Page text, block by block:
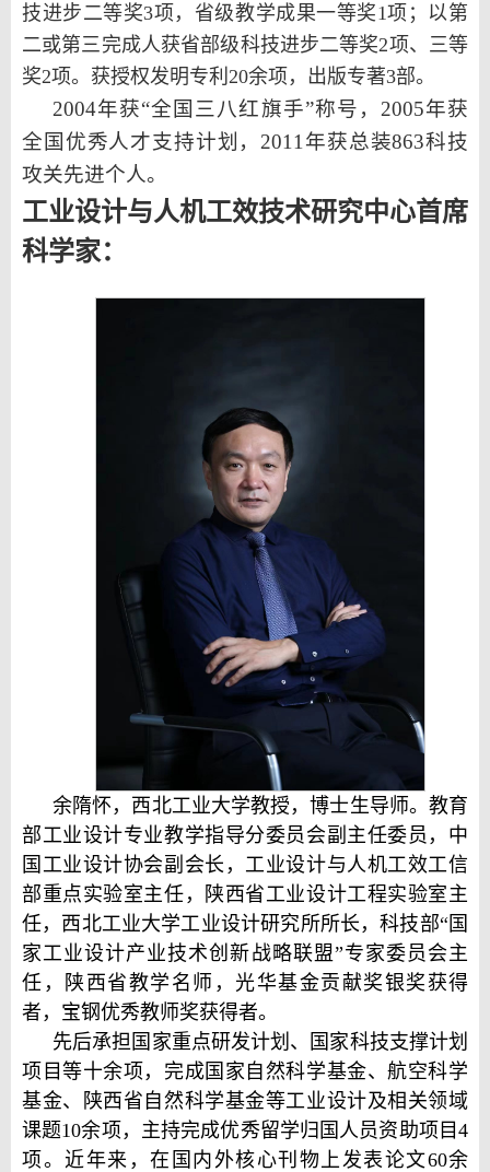
技进步二等奖3项，省级教学成果一等奖1项；以第
二或第三完成人获省部级科技进步二等奖2项、三等
奖2项。获授权发明专利20余项，出版专著3部。
2004年获“全国三八红旗手”称号，2005年获
全国优秀人才支持计划，2011年获总装863科技
攻关先进个人。
工业设计与人机工效技术研究中心首席
科学家：
余隋怀，西北工业大学教授，博士生导师。教育
部工业设计专业教学指导分委员会副主任委员，中
国工业设计协会副会长，工业设计与人机工效工信
部重点实验室主任，陕西省工业设计工程实验室主
任，西北工业大学工业设计研究所所长，科技部“国
家工业设计产业技术创新战略联盟”专家委员会主
任，陕西省教学名师，光华基金贡献奖银奖获得
者，宝钢优秀教师奖获得者。
先后承担国家重点研发计划、国家科技支撑计划
项目等十余项，完成国家自然科学基金、航空科学
基金、陕西省自然科学基金等工业设计及相关领域
课题10余项，主持完成优秀留学归国人员资助项目4
项。近年来，在国内外核心刊物上发表论文60余